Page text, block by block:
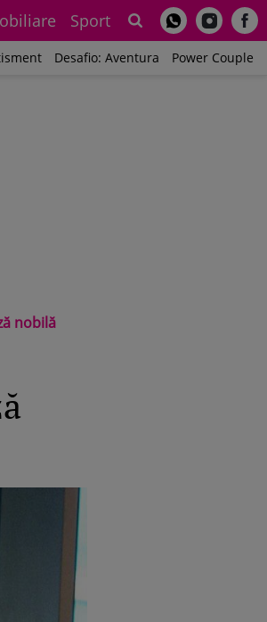
Sport
Desafio: Aventura Power Couple
nobilă